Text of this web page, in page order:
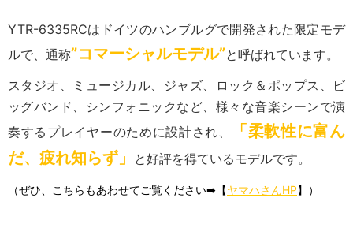
YTR-6335RCはドイツのハンブルグで開発された限定モデ
ルで、通称”コマーシャルモデル”と呼ばれています。
スタジオ、ミュージカル、ジャズ、ロック＆ポップス、ビ
ッグバンド、シンフォニックなど、様々な音楽シーンで演
奏するプレイヤーのために設計され、
「柔軟性に富ん
だ、疲れ知らず」
と好評を得ているモデルです。
（ぜひ、こちらもあわせてご覧ください➡【ヤマハさんHP】）